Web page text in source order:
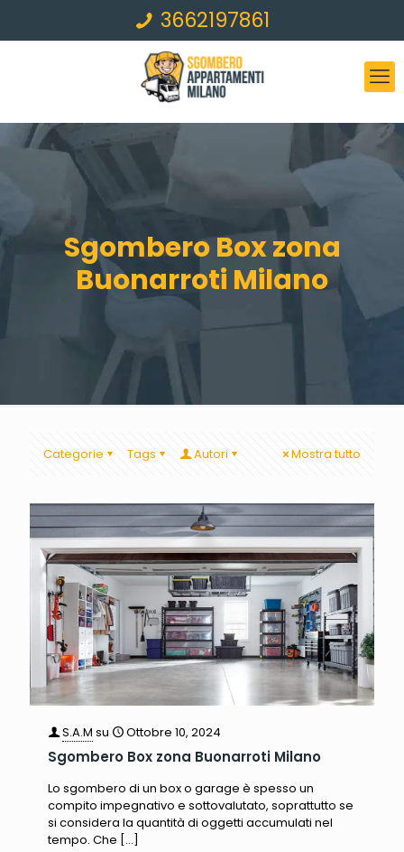
3662197861
Sgombero Box zona
Buonarroti Milano
Categorie Tags Autori Mostra tutto
S.A.M su Ottobre 10, 2024
Sgombero Box zona Buonarroti Milano
Lo sgombero di un box o garage è spesso un
compito impegnativo e sottovalutato, soprattutto se
si considera la quantità di oggetti accumulati nel
tempo. Che […]